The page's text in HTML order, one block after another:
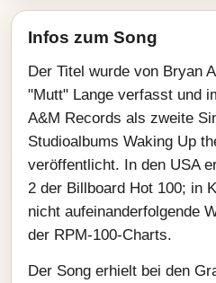
Infos zum Song
Der Titel wurde von Bryan
"Mutt" Lange verfasst und
A&M Records als zweite
Studioalbums Waking Up
veröffentlicht. In den USA
2 der Billboard Hot 100; in
nicht aufeinanderfolgende
der RPM-100-Charts.
Der Song erhielt bei den